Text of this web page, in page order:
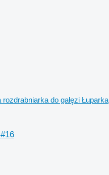
rozdrabniarka do gałęzi Łuparka